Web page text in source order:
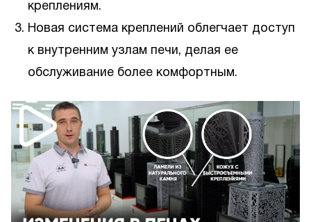
креплениям.
Новая система креплений облегчает доступ
к внутренним узлам печи, делая ее
обслуживание более комфортным.